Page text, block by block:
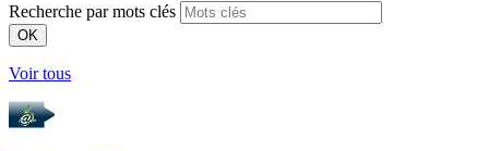
Recherche par mots clés
OK
Voir tous